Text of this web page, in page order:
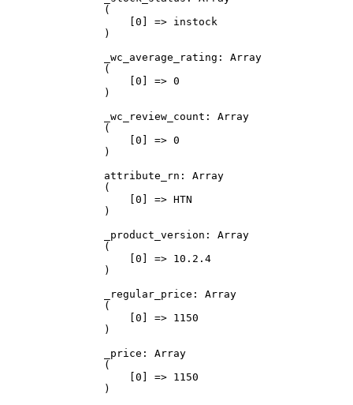
(
    [0] => instock
)
_wc_average_rating: Array
(
    [0] => 0
)
_wc_review_count: Array
(
    [0] => 0
)
attribute_rn: Array
(
    [0] => HTN
)
_product_version: Array
(
    [0] => 10.2.4
)
_regular_price: Array
(
    [0] => 1150
)
_price: Array
(
    [0] => 1150
)